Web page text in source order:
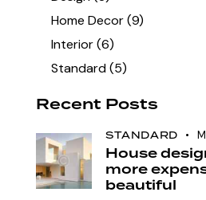
Home Decor(9)
Interior(6)
Standard(5)
Recent Posts
STANDARD
House
more
beautiful